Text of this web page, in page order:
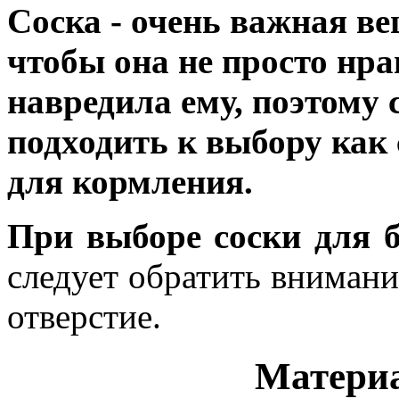
Соска - очень важная
чтобы она не просто
навредила ему, поэтому
подходить к выбору
для кормления.
При выборе соски для
следует обратить
отверстие.